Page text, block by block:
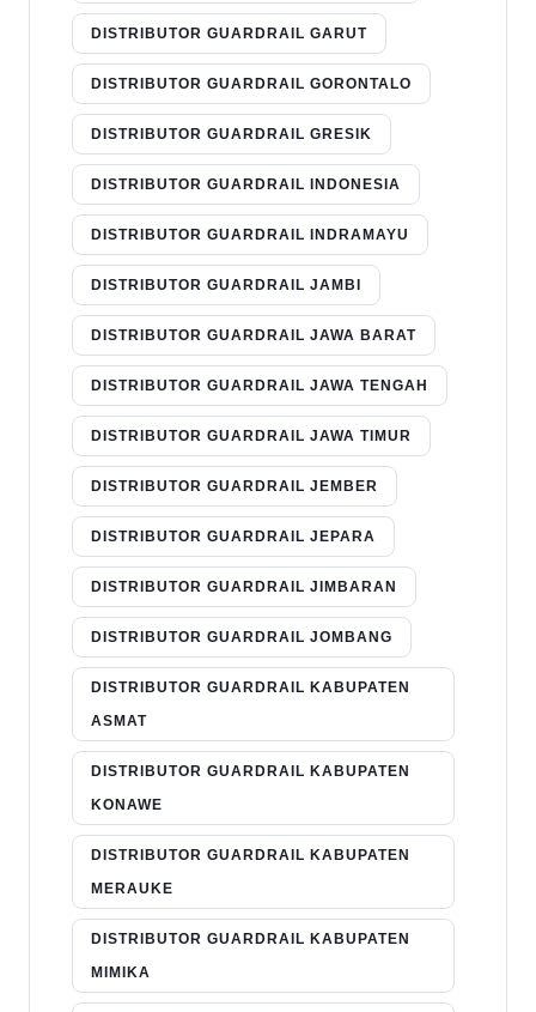
DISTRIBUTOR GUARDRAIL GARUT
DISTRIBUTOR GUARDRAIL GORONTALO
DISTRIBUTOR GUARDRAIL GRESIK
DISTRIBUTOR GUARDRAIL INDONESIA
DISTRIBUTOR GUARDRAIL INDRAMAYU
DISTRIBUTOR GUARDRAIL JAMBI
DISTRIBUTOR GUARDRAIL JAWA BARAT
DISTRIBUTOR GUARDRAIL JAWA TENGAH
DISTRIBUTOR GUARDRAIL JAWA TIMUR
DISTRIBUTOR GUARDRAIL JEMBER
DISTRIBUTOR GUARDRAIL JEPARA
DISTRIBUTOR GUARDRAIL JIMBARAN
DISTRIBUTOR GUARDRAIL JOMBANG
DISTRIBUTOR GUARDRAIL KABUPATEN
ASMAT
DISTRIBUTOR GUARDRAIL KABUPATEN
KONAWE
DISTRIBUTOR GUARDRAIL KABUPATEN
MERAUKE
DISTRIBUTOR GUARDRAIL KABUPATEN
MIMIKA